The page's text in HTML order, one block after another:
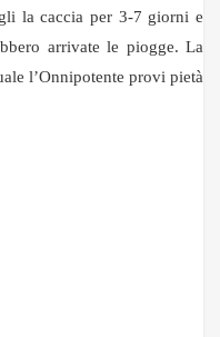
la caccia per 3-7 giorni e
arrivate le piogge. La
l’Onnipotente provi pietà